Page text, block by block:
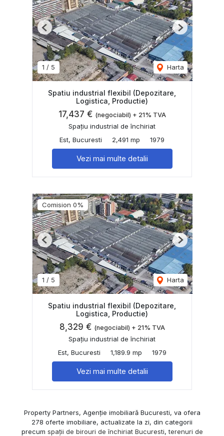
1 / 5 Harta
Previous Next
Spatiu industrial flexibil (Depozitare,
Logistica, Productie)
17,437 € (negociabil) + 21% TVA
Spațiu industrial de închiriat
Est, Bucuresti
2,491 mp 1979
Vezi mai multe detalii
Comision 0%
1 / 5 Harta
Previous Next
Spatiu industrial flexibil (Depozitare,
Logistica, Productie)
8,329 € (negociabil) + 21% TVA
Spațiu industrial de închiriat
Est, Bucuresti
1,189.9 mp 1979
Vezi mai multe detalii
Property Partners, Agenție imobiliară Bucuresti, va ofera
278 oferte imobiliare, actualizate la zi, din categorii
precum spații de birouri de închiriat Bucuresti,terenuri de